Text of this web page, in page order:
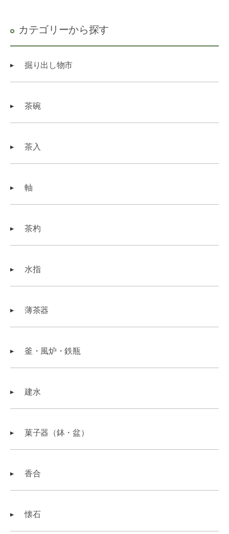
カテゴリーから探す
掘り出し物市
茶碗
茶入
軸
茶杓
水指
薄茶器
釜・風炉・鉄瓶
建水
菓子器（鉢・盆）
香合
懐石